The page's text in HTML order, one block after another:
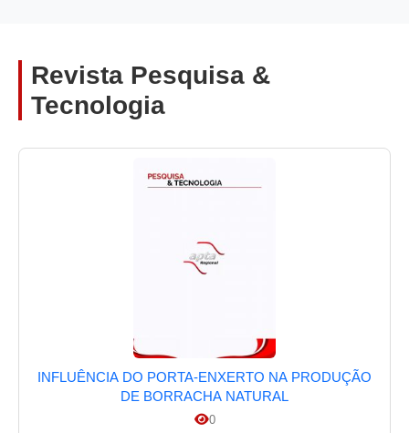
Revista Pesquisa &
Tecnologia
INFLUÊNCIA DO PORTA-ENXERTO NA PRODUÇÃO
DE BORRACHA NATURAL
0